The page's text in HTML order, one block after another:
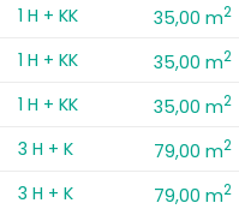
1 H + KK 35,00 m2
1 H + KK 35,00 m2
1 H + KK 35,00 m2
3 H + K 79,00 m2
3 H + K 79,00 m2